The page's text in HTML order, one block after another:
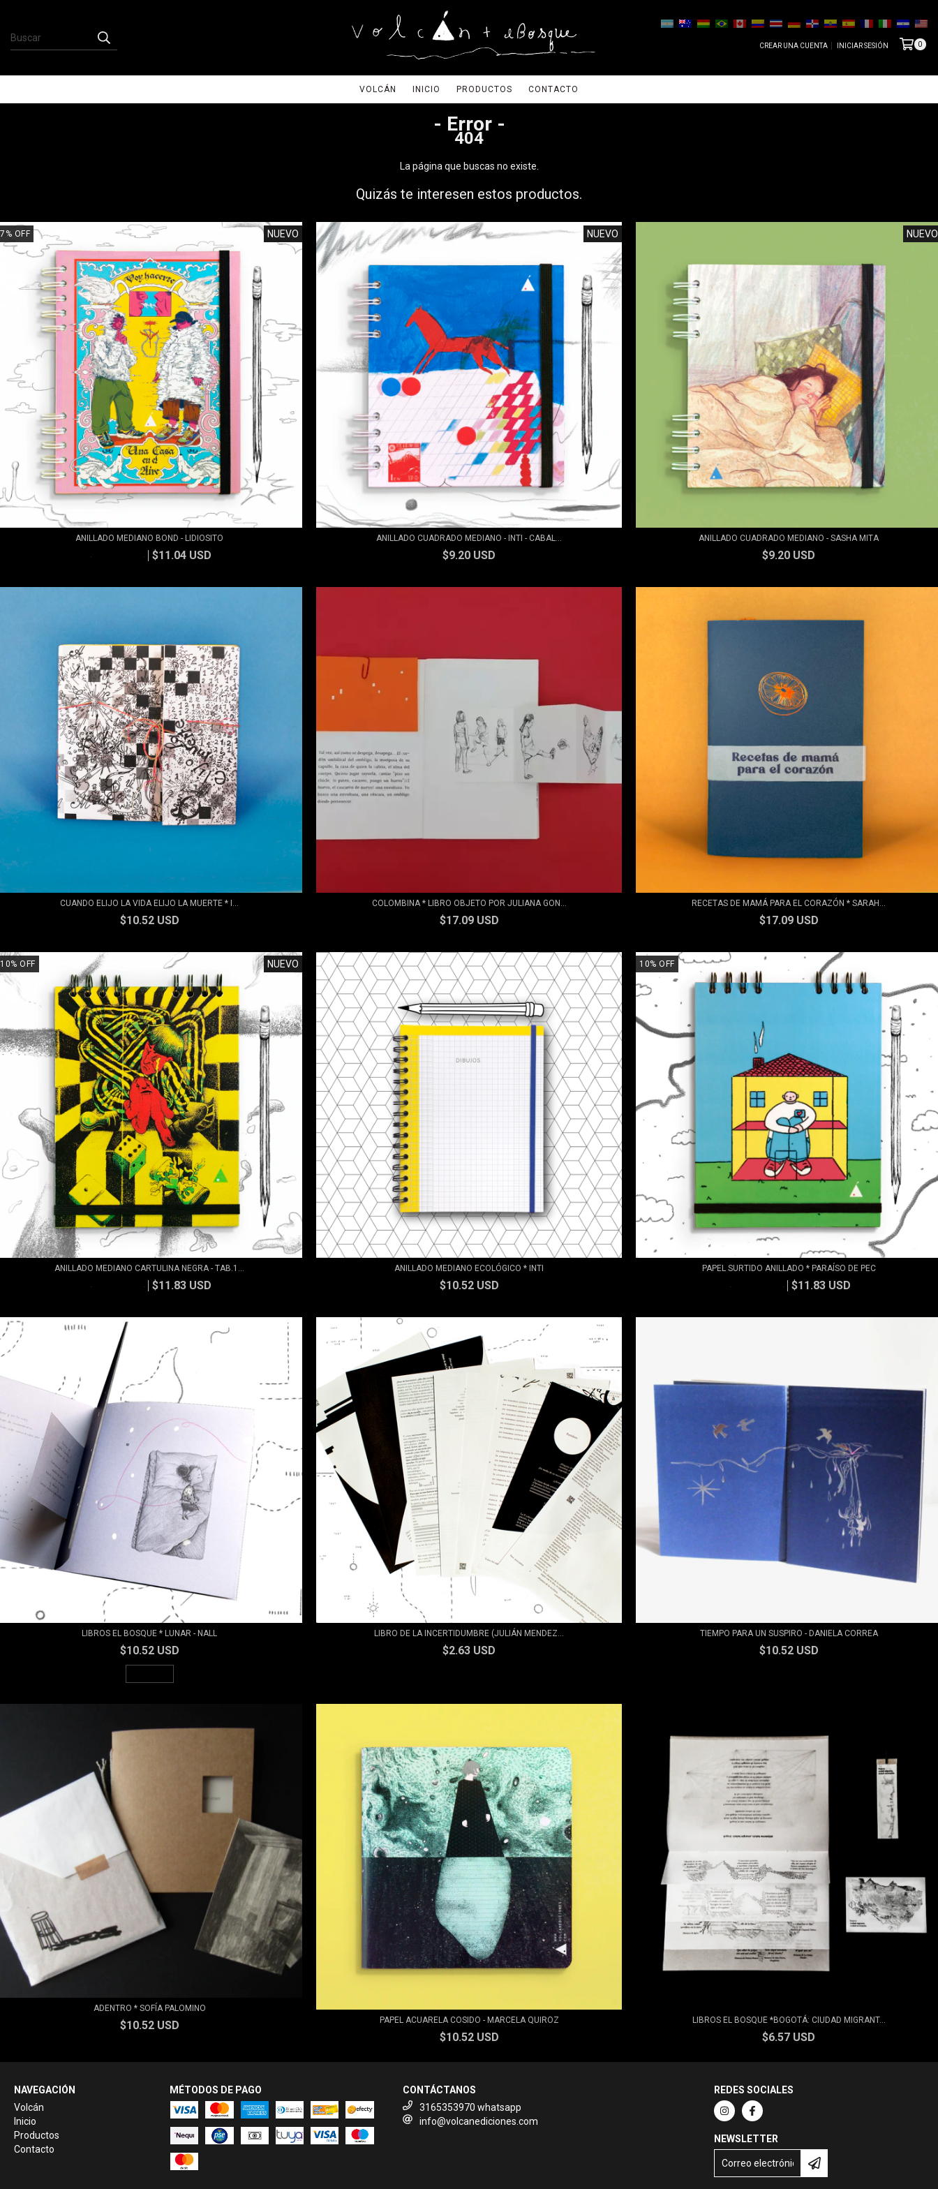
CREAR UNA CUENTA INICIAR SESIÓN 0
VOLCÁN INICIO PRODUCTOS CONTACTO
- Error -
404
La página que buscas no existe.
Quizás te interesen estos productos.
7 % OFF NUEVO
ANILLADO MEDIANO BOND - LIDIOSITO
$11.83 USD $11.04 USD
NUEVO
ANILLADO CUADRADO MEDIANO - INTI - CABAL...
$9.20 USD
NUEVO
ANILLADO CUADRADO MEDIANO - SASHA MITA
$9.20 USD
CUANDO ELIJO LA VIDA ELIJO LA MUERTE * I...
$10.52 USD
COLOMBINA * LIBRO OBJETO POR JULIANA GON...
$17.09 USD
RECETAS DE MAMÁ PARA EL CORAZÓN * SARAH...
$17.09 USD
10% OFF NUEVO
ANILLADO MEDIANO CARTULINA NEGRA - TAB.1...
$13.15 USD $11.83 USD
ANILLADO MEDIANO ECOLÓGICO * INTI
$10.52 USD
10% OFF
PAPEL SURTIDO ANILLADO * PARAÍSO DE PEC
$13.15 USD $11.83 USD
LIBROS EL BOSQUE * LUNAR - NALL
$10.52 USD
LIBRO DE LA INCERTIDUMBRE (JULIÁN MENDEZ...
$2.63 USD
TIEMPO PARA UN SUSPIRO - DANIELA CORREA
$10.52 USD
ADENTRO * SOFÍA PALOMINO
$10.52 USD PAPEL ACUARELA COSIDO - MARCELA QUIROZ
$10.52 USD
LIBROS EL BOSQUE *BOGOTÁ: CIUDAD MIGRANT...
$6.57 USD
NAVEGACIÓN
Volcán
Inicio
Productos
Contacto
MÉTODOS DE PAGO
CONTÁCTANOS
3165353970 whatsapp
info@volcanediciones.com
REDES SOCIALES
NEWSLETTER